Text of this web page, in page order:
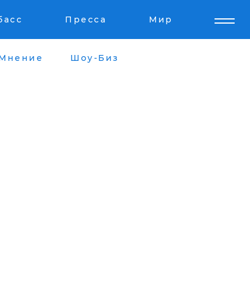
Пресса Мир
Шоу-Биз